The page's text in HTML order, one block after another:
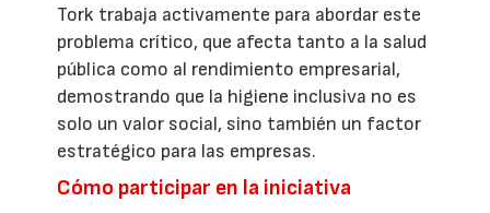
Tork trabaja activamente para abordar este
problema crítico, que afecta tanto a la salud
pública como al rendimiento empresarial,
demostrando que la higiene inclusiva no es
solo un valor social, sino también un factor
estratégico para las empresas.
Cómo participar en la iniciativa